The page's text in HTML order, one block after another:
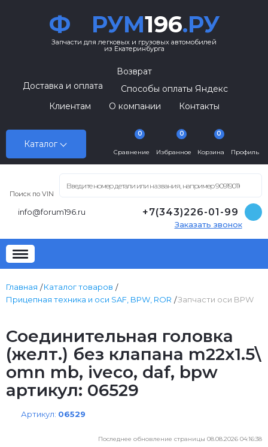
Ф РУМ196.РУ
Запчасти для легковых и грузовых автомобилей
из Екатеринбурга
Каталог
Возврат
Доставка и оплата
Способы оплаты Яндекс
Клиентам
О компании Контакты
Сравнение
0
Избранное
0
Корзина
0
Профиль
Поиск по VIN
info@forum196.ru +7(343)226-01-99
Заказать звонок
Главная
Каталог товаров
Прицепная техника и оси SAF, BPW, ROR
Запчасти оси BPW
Соединительная головка
(желт.) без клапана m22x1.5\
omn mb, iveco, daf, bpw
артикул: 06529
Артикул: 06529
Последнее обновление страницы 08.08.2026 04:16:38